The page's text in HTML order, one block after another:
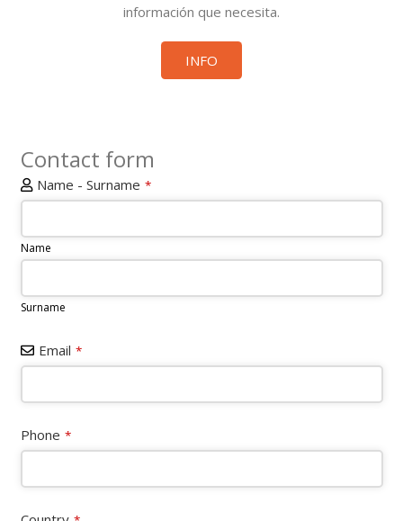
información que necesita.
INFO
Contact form
Name - Surname *
Name
Surname
Email *
Website
URL *
Phone *